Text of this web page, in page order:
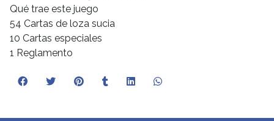
Qué trae este juego
54 Cartas de loza sucia
10 Cartas especiales
1 Reglamento